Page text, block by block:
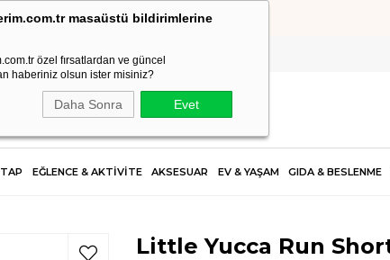
masaüstü bildirimlerine
özel fırsatlardan ve güncel
haberiniz olsun ister misiniz?
Daha Sonra Evet
HIZLI KARGO
EĞLENCE & AKTİVİTE AKSESUAR EV & YAŞAM GIDA & BESLENME
Little Yucca Run